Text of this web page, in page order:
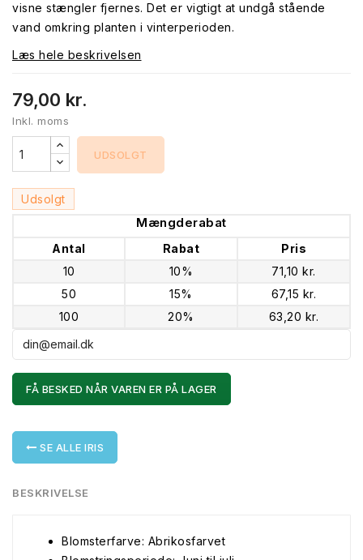
visne stængler fjernes. Det er vigtigt at undgå stående
vand omkring planten i vinterperioden.
Læs hele beskrivelsen
79,00 kr.
Inkl. moms
UDSOLGT
Udsolgt
Mængderabat
Antal Rabat
Pris
10
10%
71,10 kr.
50
15%
67,15 kr.
100
20% 63,20 kr.
FÅ BESKED NÅR VAREN ER PÅ LAGER
SE ALLE IRIS
BESKRIVELSE
Blomsterfarve: Abrikosfarvet